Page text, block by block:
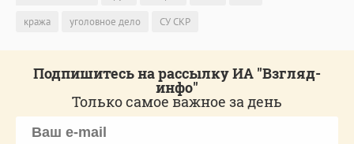
кража
уголовное дело СУ СКР
Подпишитесь на рассылку ИА "Взгляд-
инфо"
Только самое важное за день